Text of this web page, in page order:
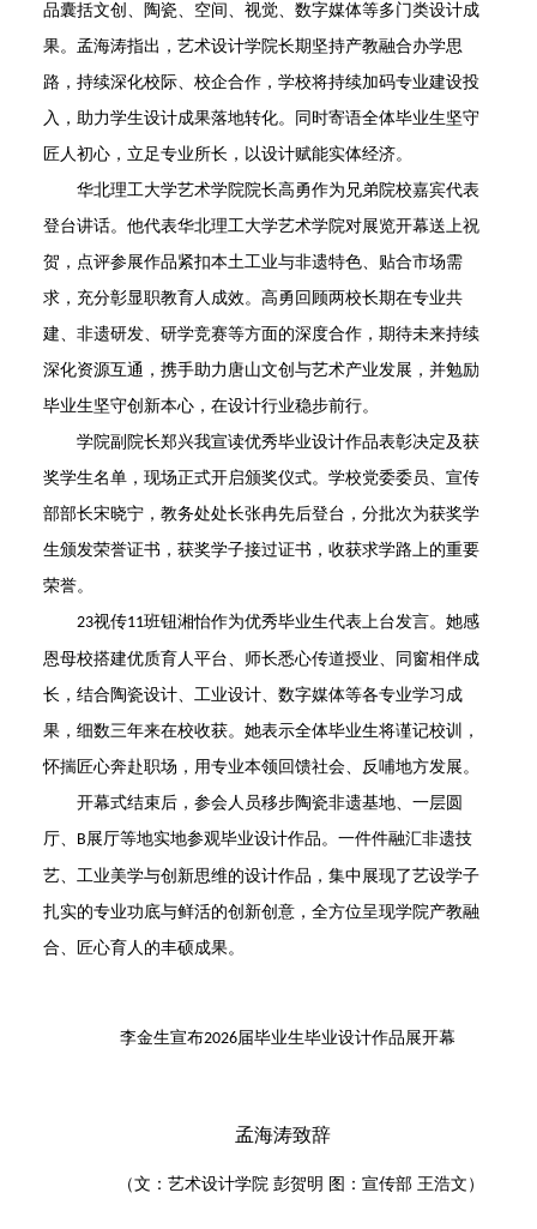
品囊括文创、陶瓷、空间、视觉、数字媒体等多门类设计成
果。孟海涛指出，艺术设计学院长期坚持产教融合办学思
路，持续深化校际、校企合作，学校将持续加码专业建设投
入，助力学生设计成果落地转化。同时寄语全体毕业生坚守
匠人初心，立足专业所长，以设计赋能实体经济。
华北理工大学艺术学院院长高勇作为兄弟院校嘉宾代表
登台讲话。他代表华北理工大学艺术学院对展览开幕送上祝
贺，点评参展作品紧扣本土工业与非遗特色、贴合市场需
求，充分彰显职教育人成效。高勇回顾两校长期在专业共
建、非遗研发、研学竞赛等方面的深度合作，期待未来持续
深化资源互通，携手助力唐山文创与艺术产业发展，并勉励
毕业生坚守创新本心，在设计行业稳步前行。
学院副院长郑兴我宣读优秀毕业设计作品表彰决定及获
奖学生名单，现场正式开启颁奖仪式。学校党委委员、宣传
部部长宋晓宁，教务处处长张冉先后登台，分批次为获奖学
生颁发荣誉证书，获奖学子接过证书，收获求学路上的重要
荣誉。
23视传11班钮湘怡作为优秀毕业生代表上台发言。她感
恩母校搭建优质育人平台、师长悉心传道授业、同窗相伴成
长，结合陶瓷设计、工业设计、数字媒体等各专业学习成
果，细数三年来在校收获。她表示全体毕业生将谨记校训，
怀揣匠心奔赴职场，用专业本领回馈社会、反哺地方发展。
开幕式结束后，参会人员移步陶瓷非遗基地、一层圆
厅、 B展厅等地实地参观毕业设计作品。一件件融汇非遗技
艺、工业美学与创新思维的设计作品，集中展现了艺设学子
扎实的专业功底与鲜活的创新创意，全方位呈现学院产教融
合、匠心育人的丰硕成果。
李金生宣布2026届毕业生毕业设计作品展开幕
孟海涛致辞
（文 ：艺术设计学院 彭贺明 图 ：宣传部 王浩文 ）